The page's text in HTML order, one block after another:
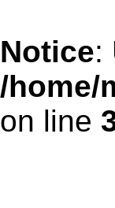
Notice:
/home/
on line